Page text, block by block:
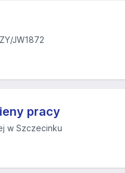
JW1872
pracy
w Szczecinku